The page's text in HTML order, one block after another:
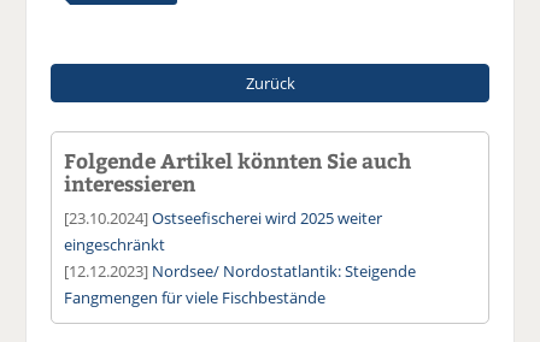
Zurück
Folgende Artikel könnten Sie auch
interessieren
[23.10.2024]Ostseefischerei wird 2025 weiter
eingeschränkt
[12.12.2023] Nordsee/ Nordostatlantik: Steigende
Fangmengen für viele Fischbestände